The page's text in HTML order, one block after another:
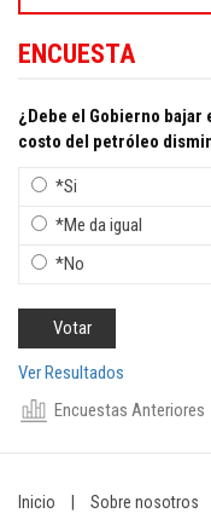
ENCUESTA
¿Debe el Gobierno
costo del petróleo
*Si
*Me da igual
*No
Ver Resultados
Encuestas Anteriores
Inicio Sobre nosotros